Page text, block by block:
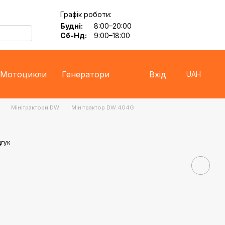
Графік роботи:
Будні:
8:00–20:00
Сб-Нд:
9:00–18:00
Мотоцикли Генератори Вхід UAH
Мінітрактори DW Мінітрактор DW 404G